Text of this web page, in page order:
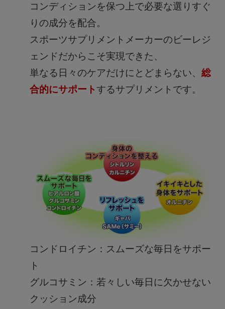
コンディションを保つ上で必要な選りすぐ
りの成分を配合。
スポーツサプリメントメーカーのビーレジ
ェンドだからこそ実現できた、
単なる日々のケアだけにとどまらない、総
合的にサポートするサプリメントです。
コンドロイチン：スムーズな毎日をサポー
ト
グルコサミン：若々しい毎日に欠かせない
クッション成分